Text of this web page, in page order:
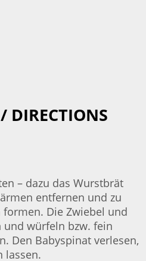
DIRECTIONS
– dazu das Wurstbrät
entfernen und zu
Die Zwiebel und
und würfeln bzw. fein
Den Babyspinat verlesen,
lassen.